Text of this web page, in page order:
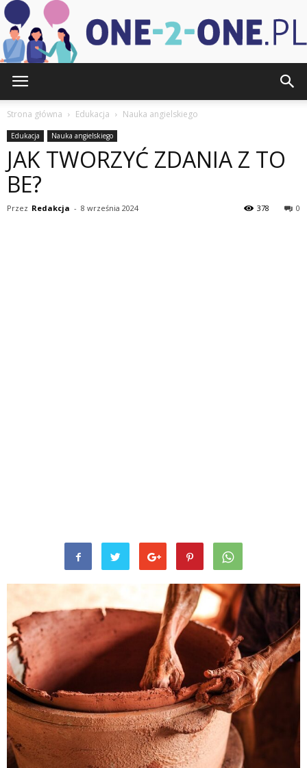
2-
Strona główna Edukacja Nauka angielskiego
Edukacja Nauka angielskiego
JAK TWORZYĆ ZDANIA Z TO
BE?
Przez Redakcja - 8 września 2024 0
378